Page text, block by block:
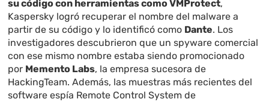
su código con herramientas como VMProtect,
Kaspersky logró recuperar el nombre del malware a
partir de su código y lo identificó como Dante. Los
investigadores descubrieron que un spyware comercial
con ese mismo nombre estaba siendo promocionado
por Memento Labs, la empresa sucesora de
HackingTeam. Además, las muestras más recientes del
software espía Remote Control System de